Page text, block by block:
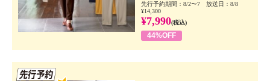
先行予約期間：8/2〜7 放送日：8/8
¥14,300
¥7,990(税込)
44%OFF